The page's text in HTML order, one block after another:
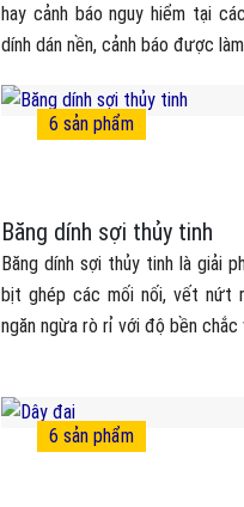
hay cảnh báo nguy hiểm tại
dính dán nền, cảnh báo được
Băng dính sợi thủy tinh
6 sản phẩm
Băng dính sợi thủy tinh là giải
bịt ghép các mối nối, vết nứt
ngăn ngừa rò rỉ với độ bền
6 sản phẩm